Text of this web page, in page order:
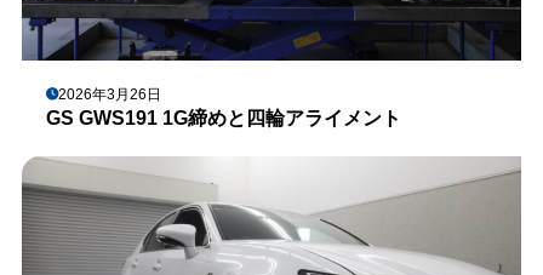
2026年3月26日
GS GWS191 1G締めと四輪アライメント